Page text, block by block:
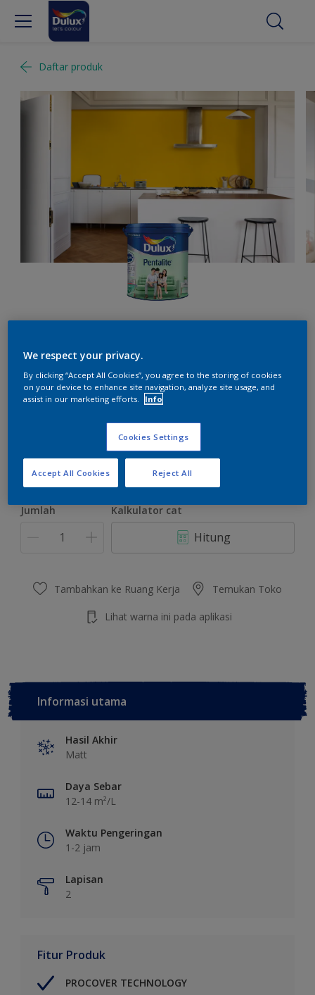
Daftar produk
Omega Yellow
2.5 L
Jumlah Kalkulator cat
Hitung
Tambahkan ke Ruang Kerja Temukan Toko
Lihat warna ini pada aplikasi
Informasi utama
Hasil Akhir
Matt
Daya Sebar
12-14 m²/L
Waktu Pengeringan
1-2 jam
Lapisan
2
Fitur Produk
PROCOVER TECHNOLOGY
We respect your privacy.
By clicking “Accept All Cookies”, you agree to the storing of cookies
on your device to enhance site navigation, analyze site usage, and
assist in our marketing efforts.
Info
Cookies Settings
Reject All
Accept All Cookies